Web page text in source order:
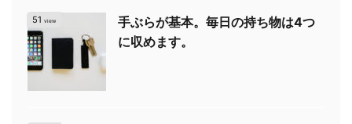
51 view
手ぶらが基本。毎日の持ち物は4つ
に収めます。